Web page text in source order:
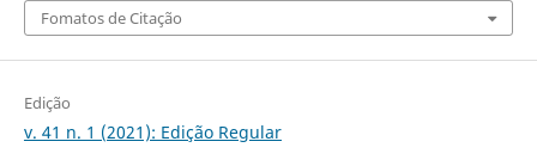
Fomatos de Citação
Edição
v. 41 n. 1 (2021): Edição Regular